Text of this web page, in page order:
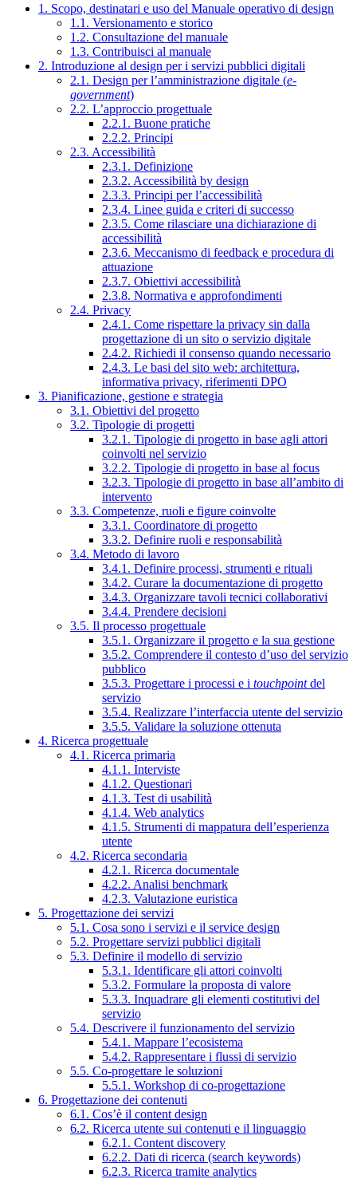
1. Scopo, destinatari e uso del Manuale operativo di design
1.1. Versionamento e storico
1.2. Consultazione del manuale
1.3. Contribuisci al manuale
2. Introduzione al design per i servizi pubblici digitali
2.1. Design per l’amministrazione digitale (e-
government)
2.2. L’approccio progettuale
2.2.1. Buone pratiche
2.2.2. Principi
2.3. Accessibilità
2.3.1. Definizione
2.3.2. Accessibilità by design
2.3.3. Principi per l’accessibilità
2.3.4. Linee guida e criteri di successo
2.3.5. Come rilasciare una dichiarazione di
accessibilità
2.3.6. Meccanismo di feedback e procedura di
attuazione
2.3.7. Obiettivi accessibilità
2.3.8. Normativa e approfondimenti
2.4. Privacy
2.4.1. Come rispettare la privacy sin dalla
progettazione di un sito o servizio digitale
2.4.2. Richiedi il consenso quando necessario
2.4.3. Le basi del sito web: architettura,
informativa privacy, riferimenti DPO
3. Pianificazione, gestione e strategia
3.1. Obiettivi del progetto
3.2. Tipologie di progetti
3.2.1. Tipologie di progetto in base agli attori
coinvolti nel servizio
3.2.2. Tipologie di progetto in base al focus
3.2.3. Tipologie di progetto in base all’ambito di
intervento
3.3. Competenze, ruoli e figure coinvolte
3.3.1. Coordinatore di progetto
3.3.2. Definire ruoli e responsabilità
3.4. Metodo di lavoro
3.4.1. Definire processi, strumenti e rituali
3.4.2. Curare la documentazione di progetto
3.4.3. Organizzare tavoli tecnici collaborativi
3.4.4. Prendere decisioni
3.5. Il processo progettuale
3.5.1. Organizzare il progetto e la sua gestione
3.5.2. Comprendere il contesto d’uso del servizio
pubblico
3.5.3. Progettare i processi e i touchpointdel
servizio
3.5.4. Realizzare l’interfaccia utente del servizio
3.5.5. Validare la soluzione ottenuta
4. Ricerca progettuale
4.1. Ricerca primaria
4.1.1. Interviste
4.1.2. Questionari
4.1.3. Test di usabilità
4.1.4. Web analytics
4.1.5. Strumenti di mappatura dell’esperienza
utente
4.2. Ricerca secondaria
4.2.1. Ricerca documentale
4.2.2. Analisi benchmark
4.2.3. Valutazione euristica
5. Progettazione dei servizi
5.1. Cosa sono i servizi e il service design
5.2. Progettare servizi pubblici digitali
5.3. Definire il modello di servizio
5.3.1. Identificare gli attori coinvolti
5.3.2. Formulare la proposta di valore
5.3.3. Inquadrare gli elementi costitutivi del
servizio
5.4. Descrivere il funzionamento del servizio
5.4.1. Mappare l’ecosistema
5.4.2. Rappresentare i flussi di servizio
5.5. Co-progettare le soluzioni
5.5.1. Workshop di co-progettazione
6. Progettazione dei contenuti
6.1. Cos’è il content design
6.2. Ricerca utente sui contenuti e il linguaggio
6.2.1. Content discovery
6.2.2. Dati di ricerca (search keywords)
6.2.3. Ricerca tramite analytics